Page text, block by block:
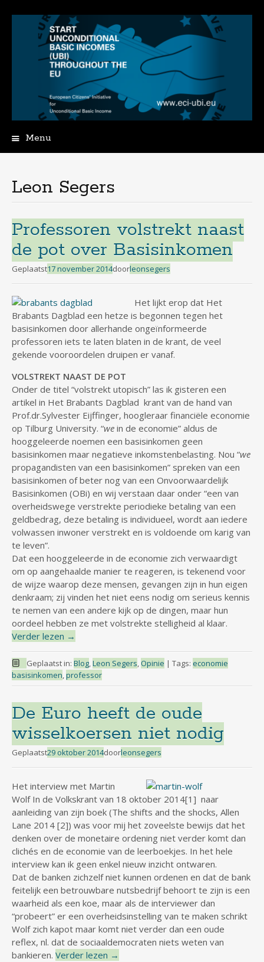
Menu
inhoud
Leon Segers
Professoren volstrekt naast
de pot over Basisinkomen
Geplaatst17 november 2014doorleonsegers
Het lijkt erop dat Het
Brabants Dagblad een hetze is begonnen tegen het
basisinkomen door allerhande ongeïnformeerde
professoren iets te laten blaten in de krant, de veel
gekende vooroordelen druipen er vanaf.
VOLSTREKT NAAST DE POT
Onder de titel “volstrekt utopisch” las ik gisteren een
artikel in Het Brabants Dagblad krant van de hand van
Prof.dr.Sylvester Eijffinger, hoogleraar financiële economie
op Tilburg University. “we in de economie” aldus de
hooggeleerde noemen een basisinkomen geen
basisinkomen maar negatieve inkomstenbelasting. Nou “we
propagandisten van een basisinkomen” spreken van een
basisinkomen of beter nog van een Onvoorwaardelijk
Basisinkomen (OBi) en wij verstaan daar onder “een van
overheidswege verstrekte periodieke betaling van een
geldbedrag, deze betaling is individueel, wordt aan iedere
volwassen inwoner verstrekt en is voldoende om karig van
te leven”.
Dat een hooggeleerde in de economie zich verwaardigt
om op aangehaalde manier te reageren, is tekenend voor
de wijze waarop deze mensen, gevangen zijn in hun eigen
denkraam; zij vinden het niet eens nodig om serieus kennis
te nemen van een andere kijk op de dingen, maar hun
oordeel hebben ze met volstrekte stelligheid al klaar.
Verder lezen →
Geplaatst in: Blog,Leon Segers, Opinie | Tags: economie
basisinkomen,professor
De Euro heeft de oude
wisselkoersen niet nodig
Geplaatst29 oktober 2014doorleonsegers
Het interview met Martin
Wolf In de Volkskrant van 18 oktober 2014[1] naar
aanleiding van zijn boek (The shifts and the shocks, Allen
Lane 2014 [2]) was voor mij het zoveelste bewijs dat het
denken over de monetaire ordening niet verder komt dan
clichés en de economie van de leerboekjes. In het hele
interview kan ik geen enkel nieuw inzicht ontwaren.
Dat de banken zichzelf niet kunnen ordenen en dat de bank
feitelijk een betrouwbare nutsbedrijf behoort te zijn is een
waarheid als een koe, maar als de interviewer dan
“probeert” er een overheidsinstelling van te maken schrikt
Wolf zich kapot maar komt niet verder dan een oude
reflex, nl. dat de sociaaldemocraten niets weten van
bankieren. Verder lezen →